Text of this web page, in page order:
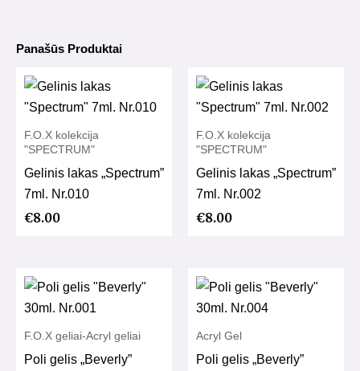
Panašūs Produktai
F.O.X kolekcija
"SPECTRUM"
Gelinis lakas „Spectrum”
7ml. Nr.010
€8.00
F.O.X kolekcija
"SPECTRUM"
Gelinis lakas „Spectrum”
7ml. Nr.002
€8.00
F.O.X geliai-Acryl geliai
Poli gelis „Beverly”
Acryl Gel
Poli gelis „Beverly”